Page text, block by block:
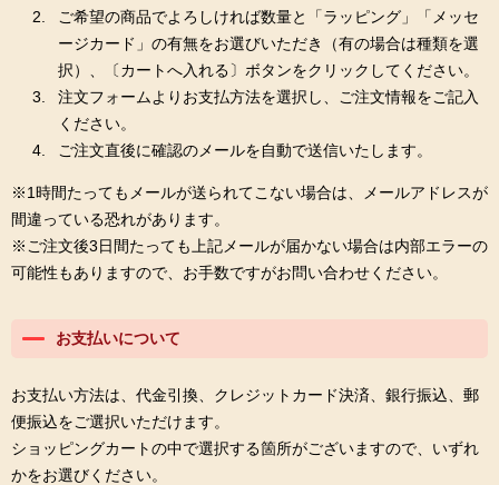
ご希望の商品でよろしければ数量と「ラッピング」「メッセ
ージカード」の有無をお選びいただき（有の場合は種類を選
択）、〔カートへ入れる〕ボタンをクリックしてください。
注文フォームよりお支払方法を選択し、ご注文情報をご記入
ください。
ご注文直後に確認のメールを自動で送信いたします。
※1時間たってもメールが送られてこない場合は、メールアドレスが
間違っている恐れがあります。
※ご注文後3日間たっても上記メールが届かない場合は内部エラーの
可能性もありますので、お手数ですがお問い合わせください。
お支払いについて
お支払い方法は、代金引換、クレジットカード決済、銀行振込、郵
便振込をご選択いただけます。
ショッピングカートの中で選択する箇所がございますので、いずれ
かをお選びください。